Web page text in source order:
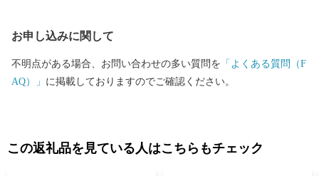
お申し込みに関して
不明点がある場合、お問い合わせの多い質問を 「よくある質問（F
AQ）」 に掲載しておりますのでご確認ください。
この返礼品を見ている人はこちらもチェック